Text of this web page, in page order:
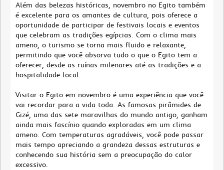
Além das belezas históricas, novembro no Egito também
é excelente para os amantes de cultura, pois oferece a
oportunidade de participar de festivais locais e eventos
que celebram as tradições egípcias. Com o clima mais
ameno, o turismo se torna mais fluido e relaxante,
permitindo que você absorva tudo o que o Egito tem a
oferecer, desde as ruínas milenares até as tradições e a
hospitalidade local.
Visitar o Egito em novembro é uma experiência que você
vai recordar para a vida toda. As famosas pirâmides de
Gizé, uma das sete maravilhas do mundo antigo, ganham
ainda mais fascínio quando exploradas em um clima
ameno. Com temperaturas agradáveis, você pode passar
mais tempo apreciando a grandeza dessas estruturas e
conhecendo sua história sem a preocupação do calor
excessivo.